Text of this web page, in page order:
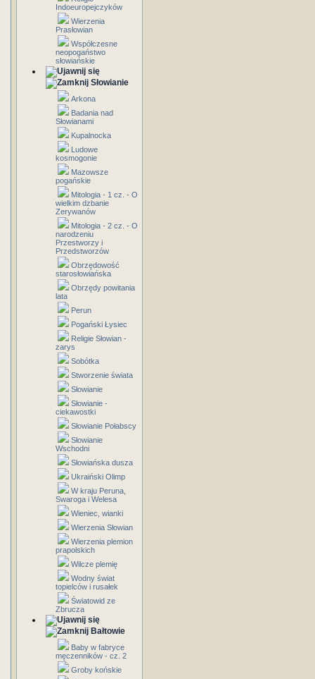
Indoeuropejczyków
Wierzenia
Prasłowian
Współczesne
neopogaństwo
słowiańskie
Słowianie
Arkona
Badania nad
Słowianami
Kupalnocka
Ludowe
kosmogonie
Mazowsze
pogańskie
Mitologia - 1 cz. - O
wielkim dzbanie
Zerywanów
Mitologia - 2 cz. - O
narodzeniu
Przestworzy i
Przedstworzów
Obrzędowość
starosłowiańska
Obrzędy powitania
lata
Perun
Pogański Łysiec
Religie Słowian -
zarys
Sobótka
Stworzenie świata
Słowianie
Słowianie -
ciekawostki
Słowianie Połabscy
Słowianie
Wschodni
Słowiańska dusza
Ukraiński Olimp
W kraju Peruna,
Swaroga i Welesa
Wieniec, wianki
Wierzenia Słowian
Wierzenia plemion
prapolskich
Wilcze plemię
Wodny świat
topielców i rusałek
Światowid ze
Zbrucza
Bałtowie
Baby w fabryce
męczenników - cz. 2
Groby końskie